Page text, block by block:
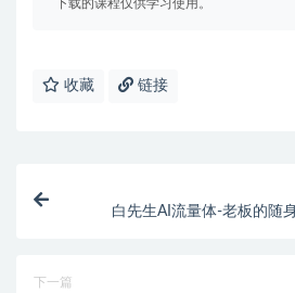
下载的课程仅供学习使用。
收藏 链接
白先生AI流量体-老板的随
下一篇